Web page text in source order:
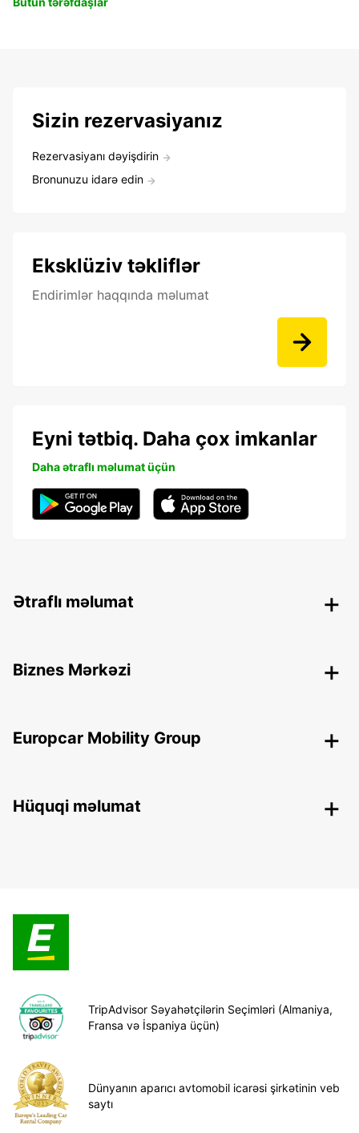
Sizin rezervasiyanız
Rezervasiyanı dəyişdirin
Bronunuzu idarə edin
Eksklüziv təkliflər
Endirimlər haqqında məlumat
Eyni tətbiq. Daha çox imkanlar
Daha ətraflı məlumat üçün
Ətraflı məlumat
Biznes Mərkəzi
Europcar Mobility Group
Hüquqi məlumat
TripAdvisor Səyahətçilərin Seçimləri (Almaniya,
Fransa və İspaniya üçün)
Dünyanın aparıcı avtomobil icarəsi şirkətinin veb
saytı